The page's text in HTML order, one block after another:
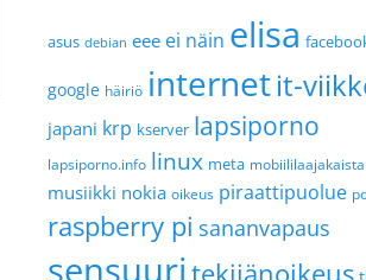
asus debian eee ei näin elisa
google häiriö internetit-
japani krp kserver lapsiporno
lapsiporno.info linux meta mobiililaajakaista
musiikki nokia oikeus piraattipuolue
raspberry pi sananvapaus
sensuuri